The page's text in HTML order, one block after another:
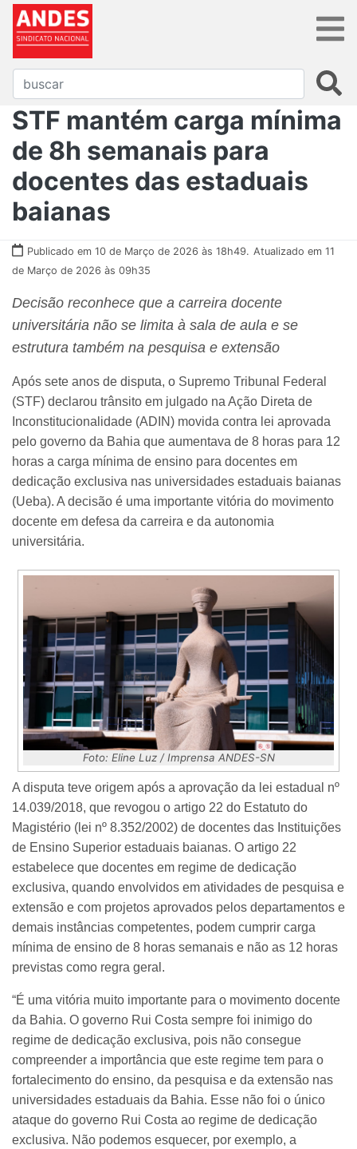
STF mantém carga mínima
de 8h semanais para
docentes das estaduais
baianas
Publicado em 10 de Março de 2026 às 18h49. Atualizado em 11
de Março de 2026 às 09h35
Decisão reconhece que a carreira docente
universitária não se limita à sala de aula e se
estrutura também na pesquisa e extensão
Após sete anos de disputa, o Supremo Tribunal Federal
(STF) declarou trânsito em julgado na Ação Direta de
Inconstitucionalidade (ADIN) movida contra lei aprovada
pelo governo da Bahia que aumentava de 8 horas para 12
horas a carga mínima de ensino para docentes em
dedicação exclusiva nas universidades estaduais baianas
(Ueba). A decisão é uma importante vitória do movimento
docente em defesa da carreira e da autonomia
universitária.
Foto: Eline Luz / Imprensa ANDES-SN
A disputa teve origem após a aprovação da lei estadual nº
14.039/2018, que revogou o artigo 22 do Estatuto do
Magistério (lei nº 8.352/2002) de docentes das Instituições
de Ensino Superior estaduais baianas. O artigo 22
estabelece que docentes em regime de dedicação
exclusiva, quando envolvidos em atividades de pesquisa e
extensão e com projetos aprovados pelos departamentos e
demais instâncias competentes, podem cumprir carga
mínima de ensino de 8 horas semanais e não as 12 horas
previstas como regra geral.
“É uma vitória muito importante para o movimento docente
da Bahia. O governo Rui Costa sempre foi inimigo do
regime de dedicação exclusiva, pois não consegue
compreender a importância que este regime tem para o
fortalecimento do ensino, da pesquisa e da extensão nas
universidades estaduais da Bahia. Esse não foi o único
ataque do governo Rui Costa ao regime de dedicação
exclusiva. Não podemos esquecer, por exemplo, a